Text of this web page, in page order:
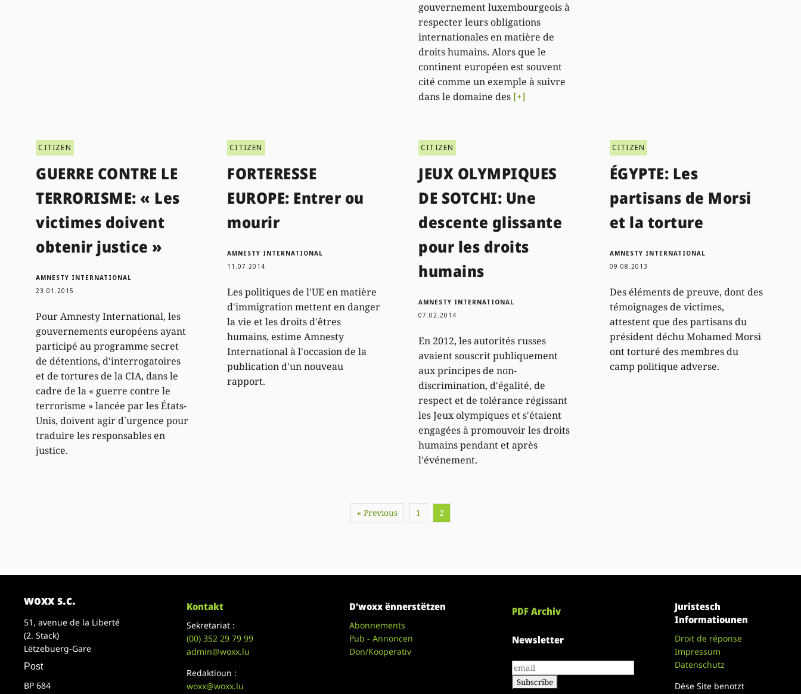
gouvernement luxembourgeois à
respecter leurs obligations
internationales en matière de
droits humains. Alors que le
continent européen est souvent
cité comme un exemple à suivre
dans le domaine des [+]
CITIZEN
GUERRE CONTRE LE
TERRORISME: « Les
victimes doivent
obtenir justice »
AMNESTY INTERNATIONAL
23.01.2015
Pour Amnesty International, les
gouvernements européens ayant
participé au programme secret
de détentions, d'interrogatoires
et de tortures de la CIA, dans le
cadre de la « guerre contre le
terrorisme » lancée par les États-
Unis, doivent agir d`urgence pour
traduire les responsables en
justice.
CITIZEN
FORTERESSE
EUROPE: Entrer ou
mourir
AMNESTY INTERNATIONAL
11.07.2014
Les politiques de l'UE en matière
d'immigration mettent en danger
la vie et les droits d'êtres
humains, estime Amnesty
International à l'occasion de la
publication d'un nouveau
rapport.
CITIZEN
JEUX OLYMPIQUES
DE SOTCHI: Une
descente glissante
pour les droits
humains
AMNESTY INTERNATIONAL
07.02.2014
En 2012, les autorités russes
avaient souscrit publiquement
aux principes de non-
discrimination, d'égalité, de
respect et de tolérance régissant
les Jeux olympiques et s'étaient
engagées à promouvoir les droits
humains pendant et après
l'événement.
CITIZEN
ÉGYPTE: Les
partisans de Morsi
et la torture
AMNESTY INTERNATIONAL
09.08.2013
Des éléments de preuve, dont des
témoignages de victimes,
attestent que des partisans du
président déchu Mohamed Morsi
ont torturé des membres du
camp politique adverse.
« Previous 1 2
woxx s.c.
51, avenue de la Liberté
(2. Stack)
Lëtzebuerg-Gare
Post
BP 684
Kontakt
Sekretariat :
(00)352 29 79 99
admin@woxx.lu
Redaktioun :
woxx@woxx.lu
D’woxx ënnerstëtzen
Abonnements
Pub - Annoncen
Don/Kooperativ
PDF Archiv
Newsletter
Juristesch
Informatiounen
Droit de réponse
Impressum
Datenschutz
Dëse Site benotzt